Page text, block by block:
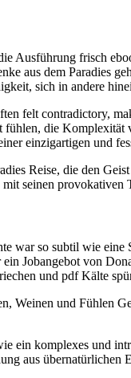
Ausführung frisch
aus dem Paradies
sich in andere
felt contradictory,
fühlen, die
einzigartigen und
Reise, die den
seinen
war so subtil wie eine
Jobangebot von
und pdf Kälte
Weinen und Fühlen
ein komplexes und
aus